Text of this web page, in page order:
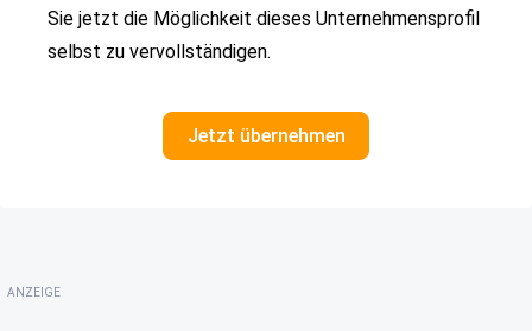
Sie jetzt die Möglichkeit dieses Unternehmensprofil
selbst zu vervollständigen.
Jetzt übernehmen
ANZEIGE